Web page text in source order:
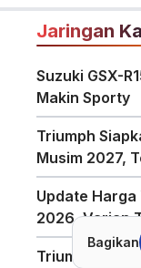
Jaringan
Suzuki GSX-
Makin Sporty
Triumph
Musim 2027,
Update
2026, Varian
Triumph
Bagikan